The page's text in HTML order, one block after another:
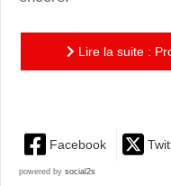
Lire la suite :
Facebook
powered by social2s